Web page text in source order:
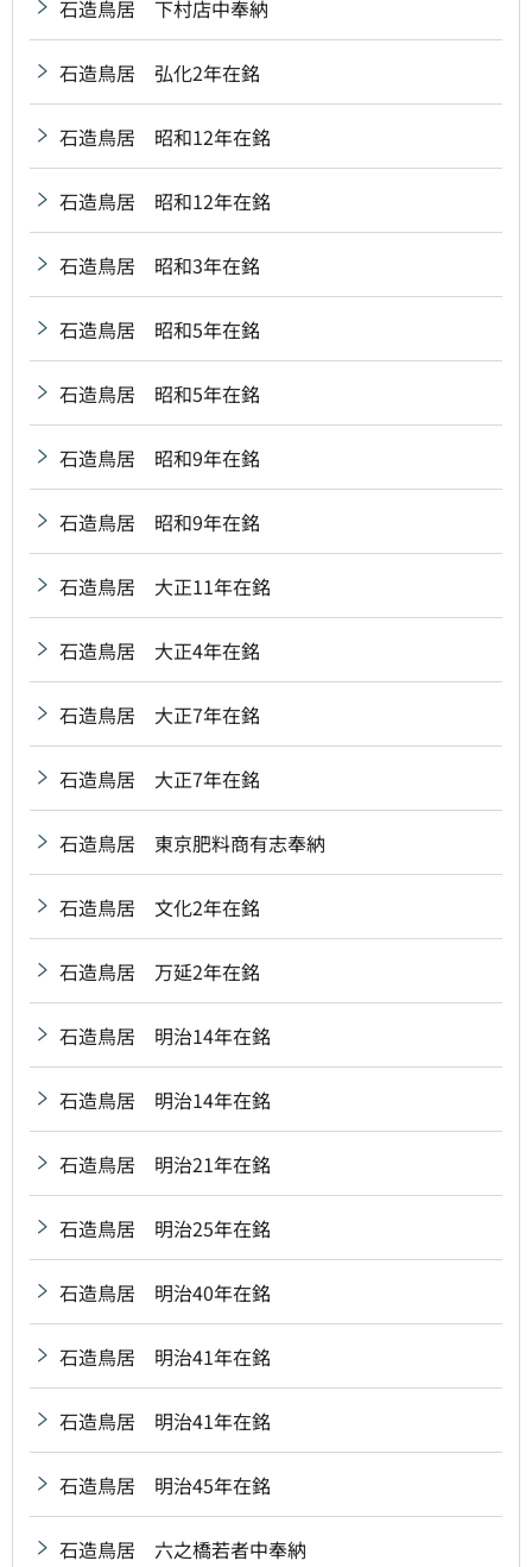
石造鳥居 下村店中奉納
石造鳥居 弘化2年在銘
石造鳥居 昭和12年在銘
石造鳥居 昭和12年在銘
石造鳥居 昭和3年在銘
石造鳥居 昭和5年在銘
石造鳥居 昭和5年在銘
石造鳥居 昭和9年在銘
石造鳥居 昭和9年在銘
石造鳥居 大正11年在銘
石造鳥居 大正4年在銘
石造鳥居 大正7年在銘
石造鳥居 大正7年在銘
石造鳥居 東京肥料商有志奉納
石造鳥居 文化2年在銘
石造鳥居 万延2年在銘
石造鳥居 明治14年在銘
石造鳥居 明治14年在銘
石造鳥居 明治21年在銘
石造鳥居 明治25年在銘
石造鳥居 明治40年在銘
石造鳥居 明治41年在銘
石造鳥居 明治41年在銘
石造鳥居 明治45年在銘
石造鳥居 六之橋若者中奉納